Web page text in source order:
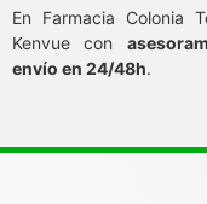
En Farmacia Colonia
Kenvue con
envío en 24/48h.